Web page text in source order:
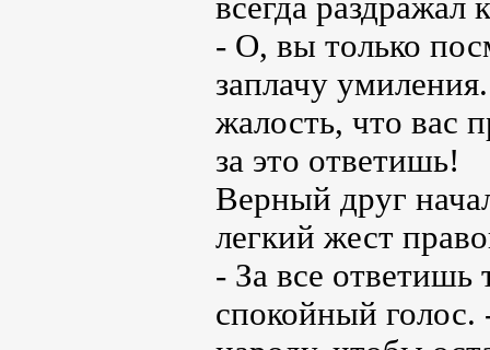
всегда раздражал
- О, вы только
заплачу
жалость, что вас
за это ответишь!
Верный друг
легкий жест
- За все ответишь
спокойный голос.